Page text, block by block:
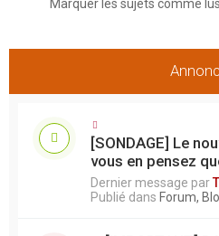
Marquer les sujets comme lus
[SONDAGE] Le
vous en pensez
Dernier message par
Publié dans Forum,